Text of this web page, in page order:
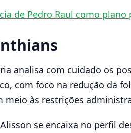
de Pedro Raul como
analisa com cuidado os
com foco na redução da
meio às restrições
se encaixa no perfil